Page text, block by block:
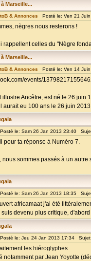
Marseille...
& Annonces Posté le: Ven 21
nègres nous resterons !
rappellent celles du "Nègre
Marseille...
& Annonces Posté le: Ven 14
events/
illustre Ancêtre, est né le 26 juin
aurait eu 100 ans le 26 juin
le: Sam 26 Jan 2013 23:40
pour ta réponse à Numéro 7.
nous sommes passés à un
le: Sam 26 Jan 2013 18:35
africamaat j'ai été
suis devenu plus critique,
le: Jeu 24 Jan 2013 17:34
les hiéroglyphes
notamment par Jean Yoyotte